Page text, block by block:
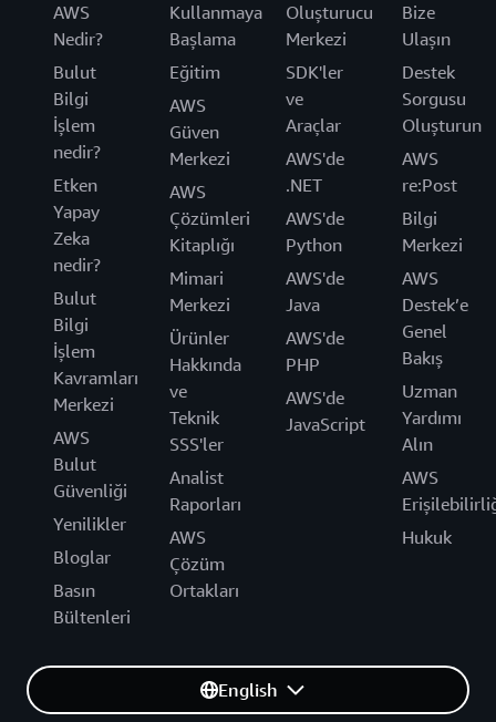
AWS
Nedir?
Bulut
Bilgi
İşlem
nedir?
Etken
Yapay
Zeka
nedir?
Bulut
Bilgi
İşlem
Kavramları
Merkezi
AWS
Bulut
Güvenliği
Yenilikler
Bloglar
Basın
Bültenleri
Kullanmaya
Başlama
Eğitim
AWS
Güven
Merkezi
AWS
Çözümleri
Kitaplığı
Mimari
Merkezi
Ürünler
Hakkında
ve
Teknik
SSS'ler
Analist
Raporları
AWS
Çözüm
Ortakları
Oluşturucu
Merkezi
SDK'ler
ve
Araçlar
AWS'de
.NET
AWS'de
Python
AWS'de
Java
AWS'de
PHP
AWS'de
JavaScript
Bize
Ulaşın
Destek
Sorgusu
Oluşturun
AWS
re:Post
Bilgi
Merkezi
AWS
Destek’e
Genel
Bakış
Uzman
Yardımı
Alın
AWS
Hukuk
English